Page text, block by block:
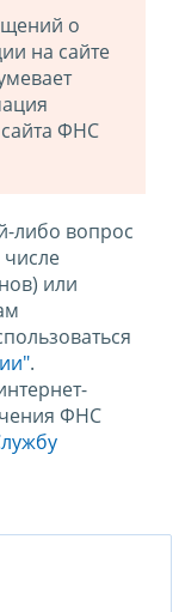
о
на сайте
сайта ФНС
либо вопрос
или
.
ФНС